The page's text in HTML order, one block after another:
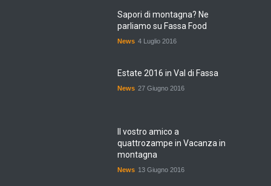
Sapori di montagna? Ne
parliamo su Fassa Food
News 4 Luglio 2016
Estate 2016 in Val di Fassa
News 27 Giugno 2016
Il vostro amico a
quattrozampe in Vacanza in
montagna
News 13 Giugno 2016